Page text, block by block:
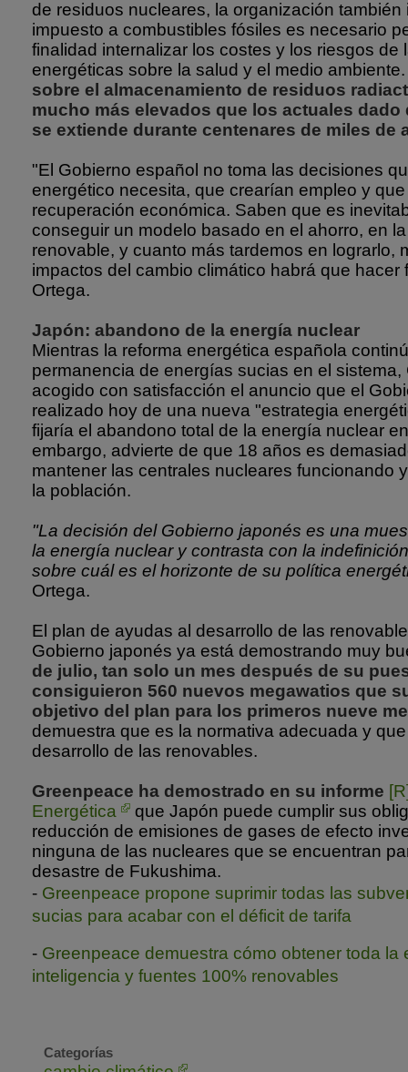
de residuos nucleares, la organización
impuesto a combustibles fósiles es necesario
finalidad internalizar los costes y los riesgos de
energéticas sobre la salud y el medio
sobre el almacenamiento de residuos
mucho más elevados que los actuales
se extiende durante centenares de miles de
"El Gobierno español no toma las decisiones
energético necesita, que crearían empleo y
recuperación económica. Saben que es
conseguir un modelo basado en el ahorro, en
renovable, y cuanto más tardemos en lograrlo,
impactos del cambio climático habrá que hacer
Ortega.
Japón: abandono de la energía nuclear
Mientras la reforma energética española
permanencia de energías sucias en el
acogido con satisfacción el anuncio que el
realizado hoy de una nueva "estrategia
fijaría el abandono total de la energía nuclear
embargo, advierte de que 18 años es
mantener las centrales nucleares funcionando
la población.
"La decisión del Gobierno japonés es una
la energía nuclear y contrasta con la
sobre cuál es el horizonte de su política
Ortega.
El plan de ayudas al desarrollo de las
Gobierno japonés ya está demostrando muy
de julio, tan solo un mes después de su
consiguieron 560 nuevos megawatios que
objetivo del plan para los primeros nueve
demuestra que es la normativa adecuada y
desarrollo de las renovables.
Greenpeace ha demostrado en su informe
Energética
que Japón puede cumplir sus
reducción de emisiones de gases de efecto
ninguna de las nucleares que se encuentran
desastre de Fukushima.
- Greenpeace propone suprimir todas las
sucias para acabar con el déficit de tarifa
- Greenpeace demuestra cómo obtener toda la
inteligencia y fuentes 100% renovables
Categorías